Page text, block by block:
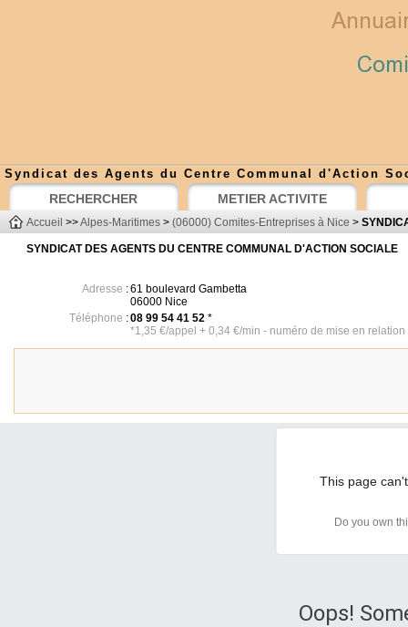
Syndicat des Agents du Centre Communal d'Action
RECHERCHER METIER ACTIVITE
Accueil >>Alpes-Maritimes > (06000) Comites-Entreprises à Nice >
SYNDICAT DES AGENTS DU CENTRE COMMUNAL D'ACTION SOCIALE
Adresse :61 boulevard Gambetta
06000 Nice
Téléphone :08 99 54 41 52 *
*1,35 €/appel + 0,34 €/min - numéro de mise en
Oops!
This page
Do you own